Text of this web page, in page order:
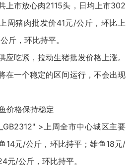
上市放心肉2115头，日均上市302
周猪肉批发价41元/公斤，环比上
斤，环比持平。
应吃紧，拉动生猪批发价格上涨。
在一个稳定的区间运行，不会出现
价格保持稳定
>上周全市中心城区主要
14元/公斤，环比持平；雄鱼18元/
元/公斤，环比持平。